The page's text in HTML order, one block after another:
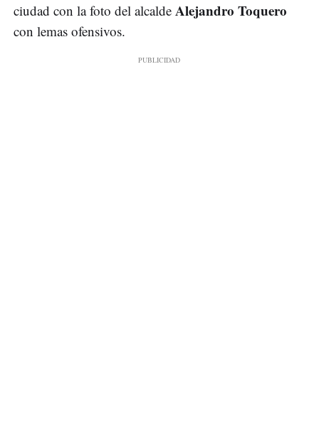
ciudad con la foto del alcalde Alejandro Toquero
con lemas ofensivos.